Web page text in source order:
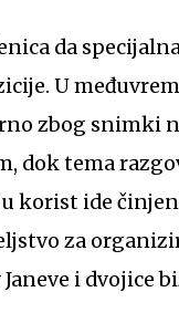
da
U
zbog snimki
dok tema
korist ide
za
i dvojice